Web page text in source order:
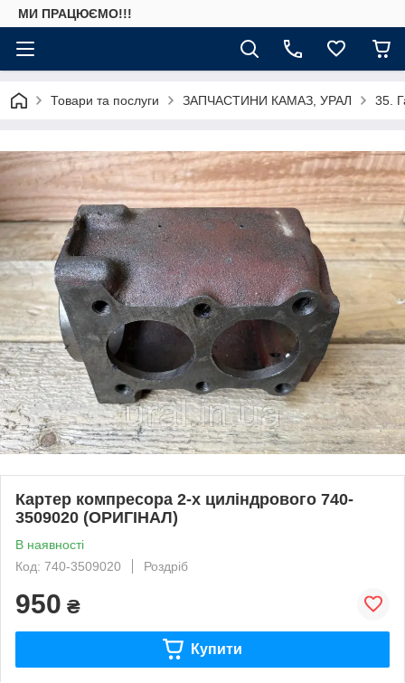
МИ ПРАЦЮЄМО!!!
Товари та послуги ЗАПЧАСТИНИ КАМАЗ, УРАЛ 35.
Картер компресора 2-х циліндрового 740-
3509020 (ОРИГІНАЛ)
В наявності
Код: 740-3509020
Роздріб
950 ₴
Купити